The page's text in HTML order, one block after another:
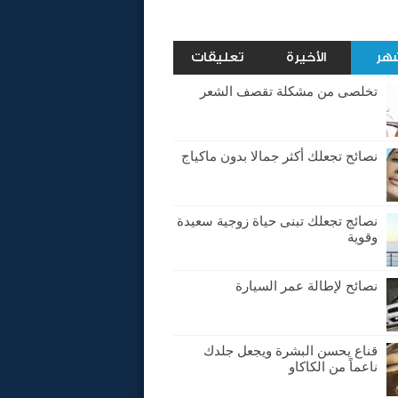
الأخيرة تعليقات
تخلصى من مشكلة تقصف الشعر
نصائح تجعلك أكثر جمالا بدون ماكياج
نصائج تجعلك تبنى حياة زوجية سعيدة
وقوية
نصائح لإطالة عمر السيارة
قناع يحسن البشرة ويجعل جلدك
ناعماً من الكاكاو